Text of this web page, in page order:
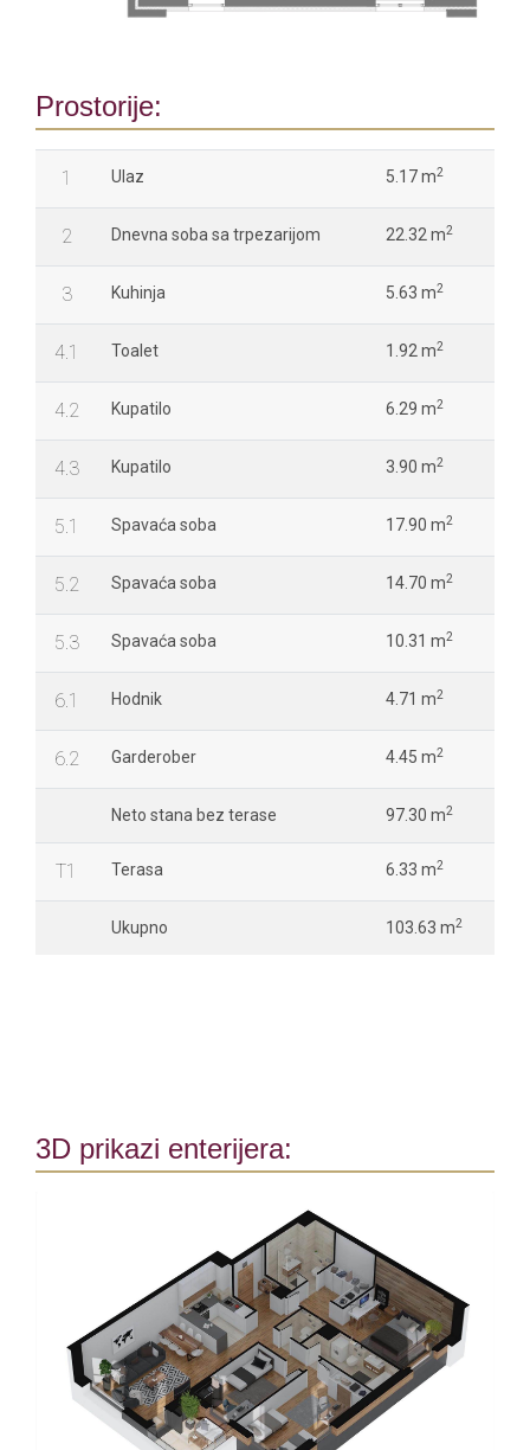
Prostorije:
1 Ulaz 5.17 m2
2 Dnevna soba sa trpezarijom 22.32 m2
3 Kuhinja 5.63 m2
4.1 Toalet 1.92 m2
4.2 Kupatilo 6.29 m2
4.3 Kupatilo 3.90 m2
5.1 Spavaća soba 17.90 m2
5.2 Spavaća soba 14.70 m2
5.3 Spavaća soba 10.31 m2
6.1 Hodnik 4.71 m2
6.2 Garderober 4.45 m2
Neto stana bez terase 97.30 m2
T1 Terasa 6.33 m2
Ukupno 103.63 m2
3D prikazi enterijera: